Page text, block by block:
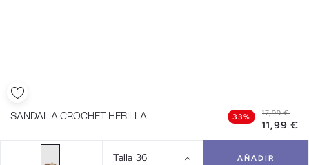
SANDALIA CROCHET HEBILLA 33% 17,99 €
11,99 €
Talla 36 AÑADIR